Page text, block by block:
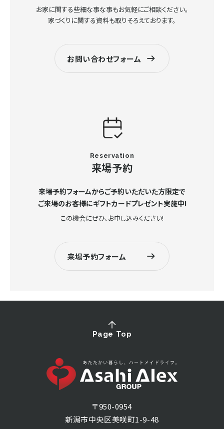
お家に関する些細な事な事もお気軽にご相談ください。
家づくりに関する資料も取りそろえております。
お問い合わせフォーム
Reservation
来場予約
来場予約フォームからご予約いただいた方限定で
ご来場のお客様にギフトカードプレゼント実施中!
この機会にぜひ、お申し込みください!
来場予約フォーム
Page Top
〒950-0954
新潟市中央区美咲町1-9-48